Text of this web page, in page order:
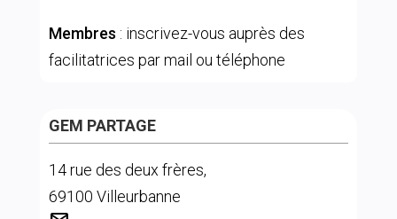
Membres : inscrivez-vous auprès des
facilitatrices par mail ou téléphone
GEM PARTAGE
14 rue des deux frères,
69100 Villeurbanne